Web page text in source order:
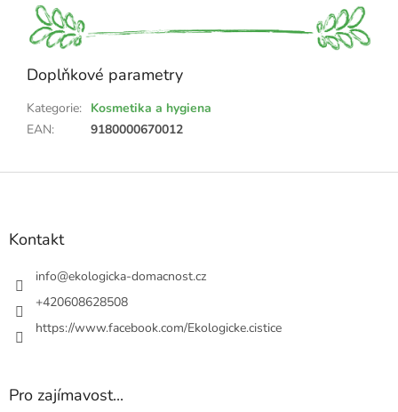
Doplňkové parametry
Kategorie: Kosmetika a hygiena
EAN: 9180000670012
Z
Kontakt
info@ekologicka-domacnost.cz
+420608628508
https://www.facebook.com/Ekologicke.cistice
Pro zajímavost...